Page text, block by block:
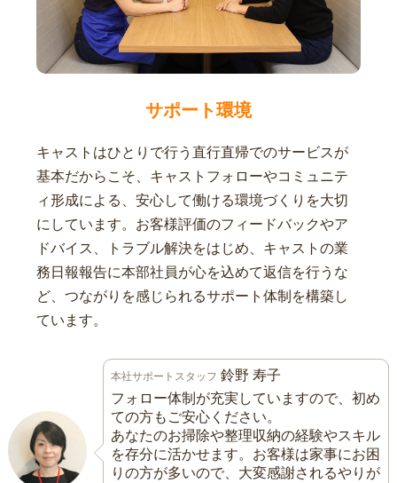
サポート環境
キャストはひとりで行う直行直帰でのサービスが
基本だからこそ、キャストフォローやコミュニテ
ィ形成による、安心して働ける環境づくりを大切
にしています。お客様評価のフィードバックやア
ドバイス、トラブル解決をはじめ、キャストの業
務日報報告に本部社員が心を込めて返信を行うな
ど、つながりを感じられるサポート体制を構築し
ています。
本社サポートスタッフ 鈴野 寿子
フォロー体制が充実していますので、初め
ての方もご安心ください。
あなたのお掃除や整理収納の経験やスキル
を存分に活かせます。お客様は家事にお困
りの方が多いので、大変感謝されるやりが